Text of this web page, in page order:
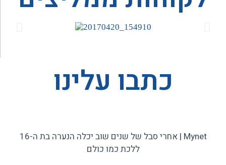
כתבו עלינו
Mynet | אחרי סבל של שנים שוב יכלה הנערה בת ה-16
ללכת כמו כולם